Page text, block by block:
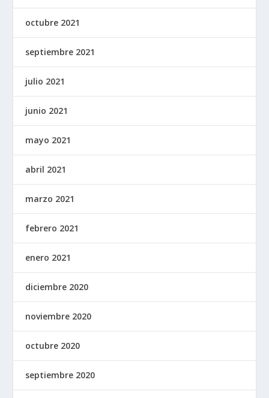
octubre 2021
septiembre 2021
julio 2021
junio 2021
mayo 2021
abril 2021
marzo 2021
febrero 2021
enero 2021
diciembre 2020
noviembre 2020
octubre 2020
septiembre 2020